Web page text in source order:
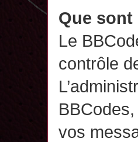
Que sont
Le
contrôle
vos